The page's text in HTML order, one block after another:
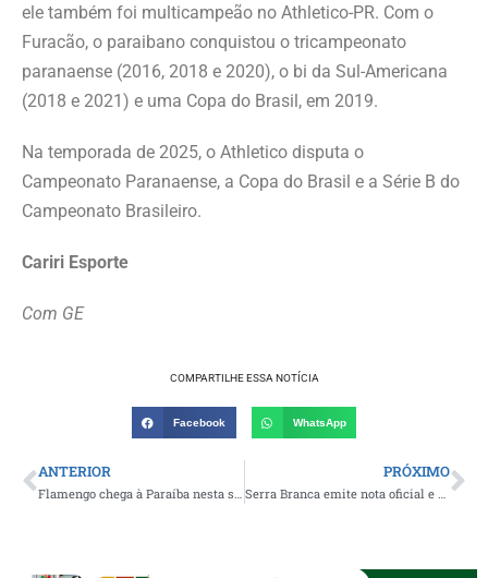
ele também foi multicampeão no Athletico-PR. Com o
Furacão, o paraibano conquistou o tricampeonato
paranaense (2016, 2018 e 2020), o bi da Sul-Americana
(2018 e 2021) e uma Copa do Brasil, em 2019.
Na temporada de 2025, o Athletico disputa o
Campeonato Paranaense, a Copa do Brasil e a Série B do
Campeonato Brasileiro.
Cariri Esporte
Com GE
COMPARTILHE ESSA NOTÍCIA
Facebook WhatsApp
ANTERIOR
Flamengo chega à Paraíba nesta segunda-feira para duelo contra o Madureira
PRÓXIMO
Serra Branca emite nota oficial e repudia declarações de Emerson Machado (MOFI) sobre o Sousa Esporte Clube